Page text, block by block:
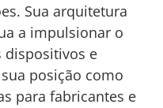
Sua arquitetura
a impulsionar o
dispositivos e
posição como
para fabricantes e